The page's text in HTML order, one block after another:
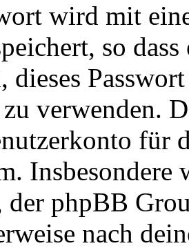
wird mit
so
dieses
verwenden.
für
der phpBB
nach